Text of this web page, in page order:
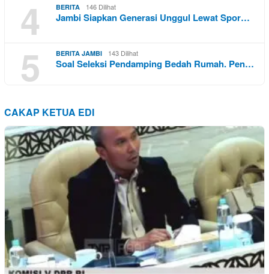
4 BERITA 146 Dilihat
Jambi Siapkan Generasi Unggul Lewat Spor…
5 BERITA JAMBI 143 Dilihat
Soal Seleksi Pendamping Bedah Rumah. Pen…
CAKAP KETUA EDI